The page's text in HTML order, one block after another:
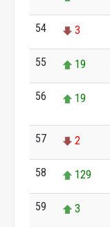
54 3
55 19
56 19
57 2
58 129
59 3